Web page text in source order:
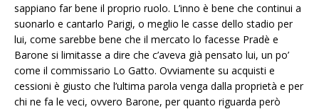
sappiano far bene il proprio ruolo. L’inno è bene che continui a
suonarlo e cantarlo Parigi, o meglio le casse dello stadio per
lui, come sarebbe bene che il mercato lo facesse Pradè e
Barone si limitasse a dire che c’aveva già pensato lui, un po’
come il commissario Lo Gatto. Ovviamente su acquisti e
cessioni è giusto che l’ultima parola venga dalla proprietà e per
chi ne fa le veci, ovvero Barone, per quanto riguarda però